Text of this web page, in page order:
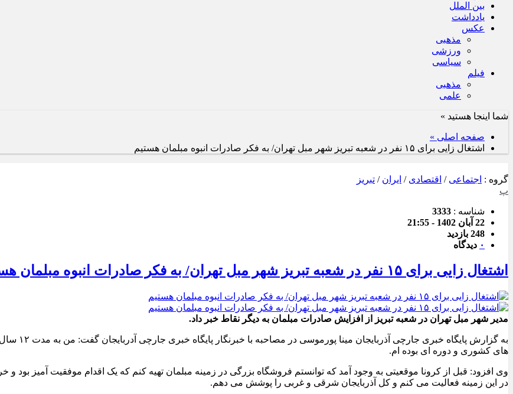
بین الملل
یادداشت
عکس
مذهبی
ورزشی
سیاسی
فیلم
مذهبی
علمی
شما اینجا هستید »
صفحه اصلی »
اشتغال زایی برای ۱۵ نفر در شعبه تبریز شهر مبل تهران/ به فکر صادرات انبوه مبلمان هستیم
گروه : اجتماعی / اقتصادی / ایران / تبریز
پ
شناسه : 3333
22 آبان 1402 - 21:55
248 بازدید
۰ دیدگاه
اشتغال زایی برای ۱۵ نفر در شعبه تبریز شهر مبل تهران/ به فکر صادرات انبوه مبلمان هستیم
مدیر شهر مبل تهران در شعبه تبریز از افزایش صادرات مبلمان به دیگر نقاط خبر داد.
به گزارش
های کشوری و دوره ای بوده ام.
وی افزود: قبل از کرونا موقعیتی به وجود آمد که توانستم فروشگاه بزرگی در زمینه مبلمان تهیه کنم که یک اقدام موفقیت آمیز
در این زمینه فعالیت می کنم و کل آذربایجان شرقی و غربی را پوشش می دهم.